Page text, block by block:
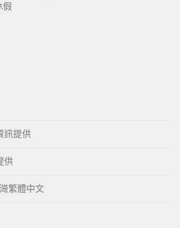
假
訊提供
供
繁體中文